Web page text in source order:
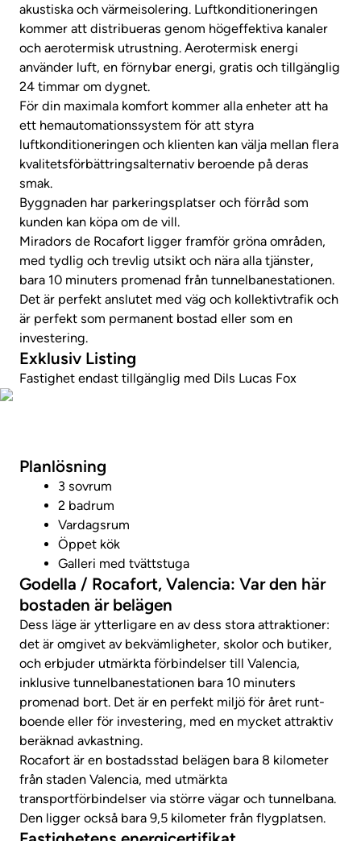
akustiska och värmeisolering. Luftkonditioneringen
kommer att distribueras genom högeffektiva kanaler
och aerotermisk utrustning. Aerotermisk energi
använder luft, en förnybar energi, gratis och tillgänglig
24 timmar om dygnet.
För din maximala komfort kommer alla enheter att ha
ett hemautomationssystem för att styra
luftkonditioneringen och klienten kan välja mellan flera
kvalitetsförbättringsalternativ beroende på deras
smak.
Byggnaden har parkeringsplatser och förråd som
kunden kan köpa om de vill.
Miradors de Rocafort ligger framför gröna områden,
med tydlig och trevlig utsikt och nära alla tjänster,
bara 10 minuters promenad från tunnelbanestationen.
Det är perfekt anslutet med väg och kollektivtrafik och
är perfekt som permanent bostad eller som en
investering.
Exklusiv Listing
Fastighet endast tillgänglig med Dils Lucas Fox
Planlösning
3 sovrum
2 badrum
Vardagsrum
Öppet kök
Galleri med tvättstuga
Godella / Rocafort, Valencia: Var den här
bostaden är belägen
Dess läge är ytterligare en av dess stora attraktioner:
det är omgivet av bekvämligheter, skolor och butiker,
och erbjuder utmärkta förbindelser till Valencia,
inklusive tunnelbanestationen bara 10 minuters
promenad bort. Det är en perfekt miljö för året runt-
boende eller för investering, med en mycket attraktiv
beräknad avkastning.
Rocafort är en bostadsstad belägen bara 8 kilometer
från staden Valencia, med utmärkta
transportförbindelser via större vägar och tunnelbana.
Den ligger också bara 9,5 kilometer från flygplatsen.